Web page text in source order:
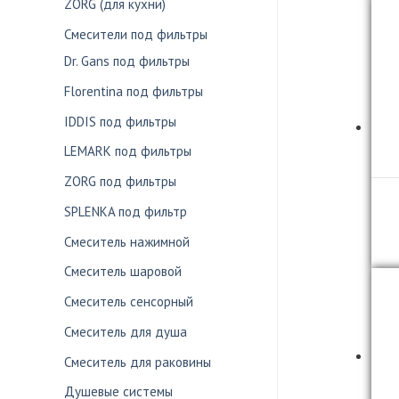
ZORG (для кухни)
Смесители под фильтры
Dr. Gans под фильтры
Florentina под фильтры
IDDIS под фильтры
LEMARK под фильтры
ZORG под фильтры
SPLENKA под фильтр
Смеситель нажимной
Смеситель шаровой
Смеситель сенсорный
Смеситель для душа
Смеситель для раковины
Душевые системы